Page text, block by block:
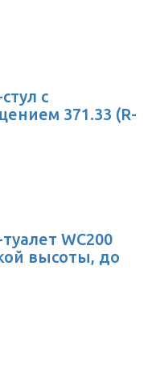
с
371.33 (R-
WC200
высоты, до